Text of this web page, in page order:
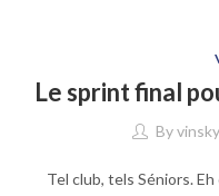
Le sprint final
By
Tel club, tels Séniors. Eh